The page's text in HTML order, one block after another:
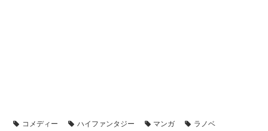
コメディー ハイファンタジー マンガ
ラノベ